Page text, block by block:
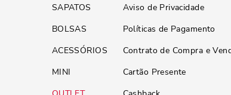
SAPATOS
BOLSAS
ACESSÓRIOS
MINI
Aviso de Privacidade
Políticas de Pagamento
Contrato de Compra e
Cartão Presente